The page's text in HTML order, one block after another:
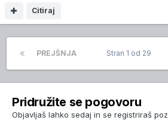
Citiraj
PREJŠNJA Stran 1 od 29
Pridružite se pogovoru
Objavljaš lahko sedaj in se registriraš